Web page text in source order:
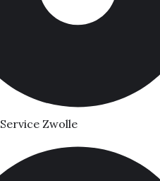
Zwolle